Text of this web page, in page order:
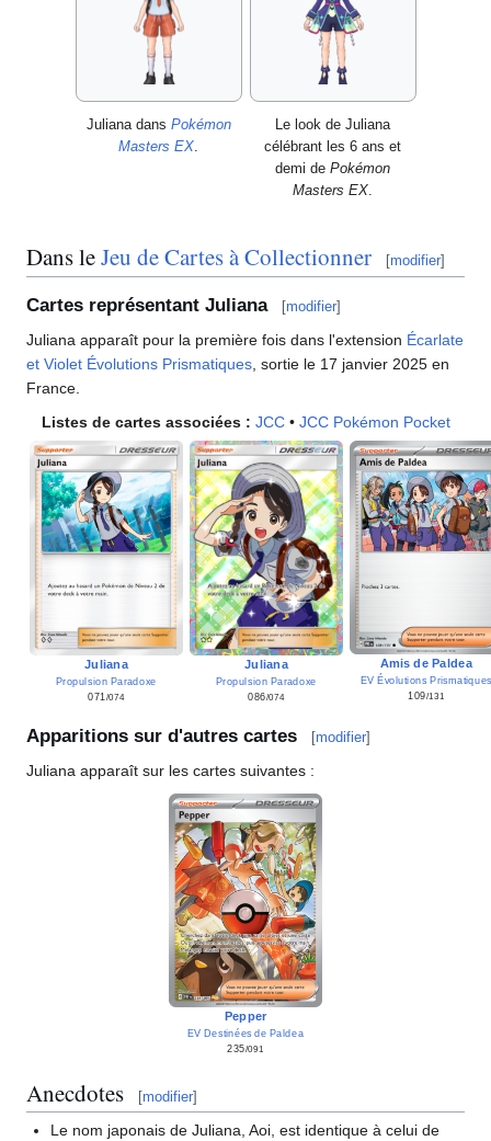
Juliana dans Pokémon
Masters EX.
Le look de Juliana
célébrant les 6 ans et
demi de Pokémon
Masters EX.
Dans leJeu de Cartes à Collectionner [modifier]
Cartes représentant Juliana [modifier]
Juliana apparaît pour la première fois dans l'extension Écarlate
et Violet Évolutions Prismatiques, sortie le 17 janvier 2025 en
France.
Listes de cartes associées : JCC• JCC Pokémon Pocket
Juliana
Propulsion Paradoxe
071 /074
Juliana
Propulsion Paradoxe
086/074
Amis de Paldea
EV Évolutions Prismatiques
109/131
Apparitions sur d'autres cartes [modifier]
Juliana apparaît sur les cartes suivantes :
Pepper
EV Destinées de Paldea
235/091
Anecdotes [modifier]
Le nom japonais de Juliana, Aoi, est identique à celui de